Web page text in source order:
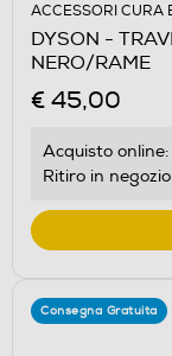
ACCESSORI CURA
DYSON -
NERO/RAME
€ 45,00
Acquisto online:
Ritiro in
Consegna Gratuita